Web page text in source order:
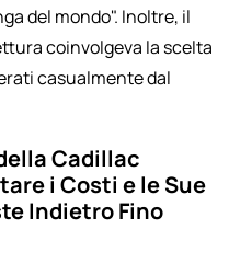
del mondo". Inoltre, il
coinvolgeva la scelta
casualmente dal
Cadillac
i Costi e le Sue
Indietro Fino